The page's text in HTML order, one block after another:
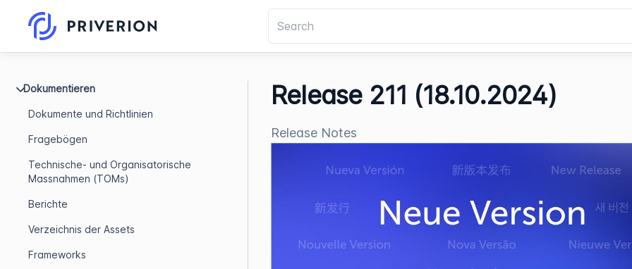
Dokumentieren
Dokumente und Richtlinien
Fragebögen
Technische- und Organisatorische
Massnahmen (TOMs)
Berichte
Verzeichnis der Assets
Frameworks
Release 211 (18.10.2024)
Release Notes